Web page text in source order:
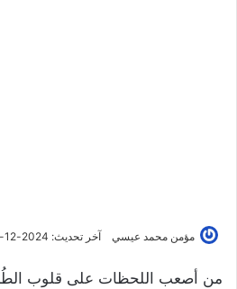
مؤمن محمد عيسي آخر تحديث: 2024-12-02
من أصعب اللحظات على قلوب